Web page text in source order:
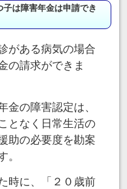
は障害年金は申請でき
がある病気の場合
の請求ができま
金の障害認定は、
となく日常生活の
助の必要度を勘案
。
時に、「２０歳前